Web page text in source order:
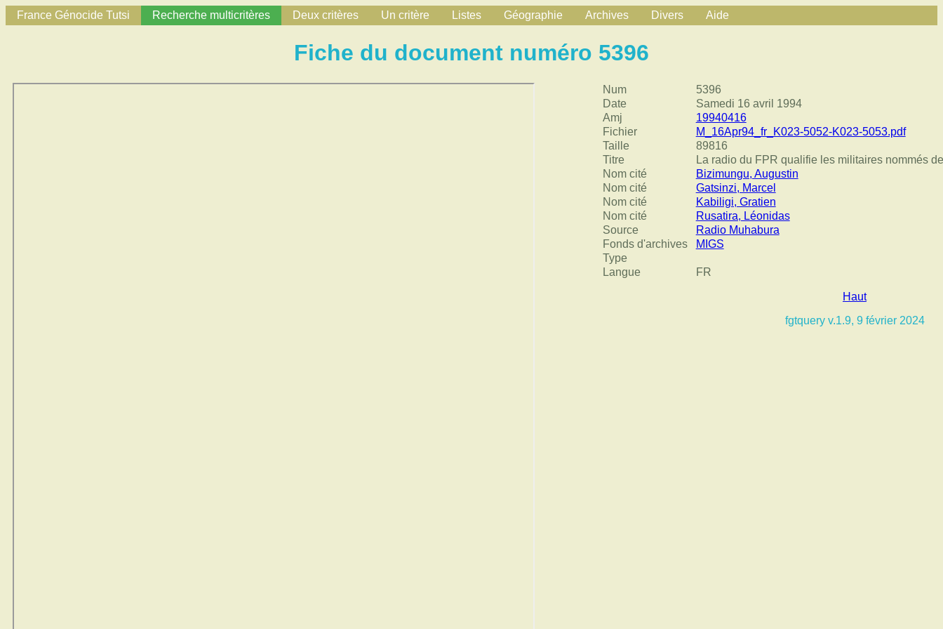
France Génocide Tutsi Recherche multicritères Deux critères Un critère Listes Géographie Archives Divers Aide
Fiche du document numéro 5396
Num
5396
Date
Samedi 16 avril 1994
Amj
19940416
Fichier
M_16Apr94_fr_K023-5052-K023-5053.pdf
Taille
89816
Titre
La radio du FPR qualifie les militaires nommés
Nom cité
Bizimungu, Augustin
Nom cité
Gatsinzi, Marcel
Nom cité
Kabiligi, Gratien
Nom cité
Rusatira, Léonidas
Source
Radio Muhabura
Fonds d'archives
MIGS
Type
Langue
FR
Haut
fgtquery v.1.9, 9 février 2024